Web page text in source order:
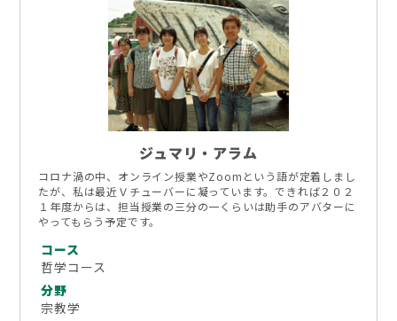
ジュマリ・アラム
コロナ渦の中、オンライン授業やZoomという語が定着しまし
たが、私は最近Ｖチューバーに凝っています。できれば２０２
１年度からは、担当授業の三分の一くらいは助手のアバターに
やってもらう予定です。
コース
哲学コース
分野
宗教学